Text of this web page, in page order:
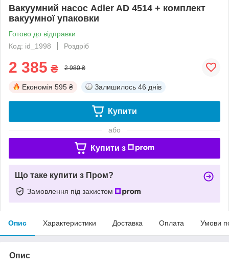
Вакуумний насос Adler AD 4514 + комплект
вакуумної упаковки
Готово до відправки
Код: id_1998
Роздріб
2 385 ₴ 2 980 ₴
Економія 595 ₴ Залишилось 46 днів
Купити
або
Купити з
Що таке купити з Пром?
Замовлення під захистом
Опис Характеристики Доставка Оплата Умови
Опис